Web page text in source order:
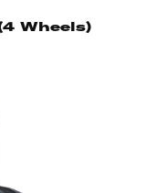
Wheels)